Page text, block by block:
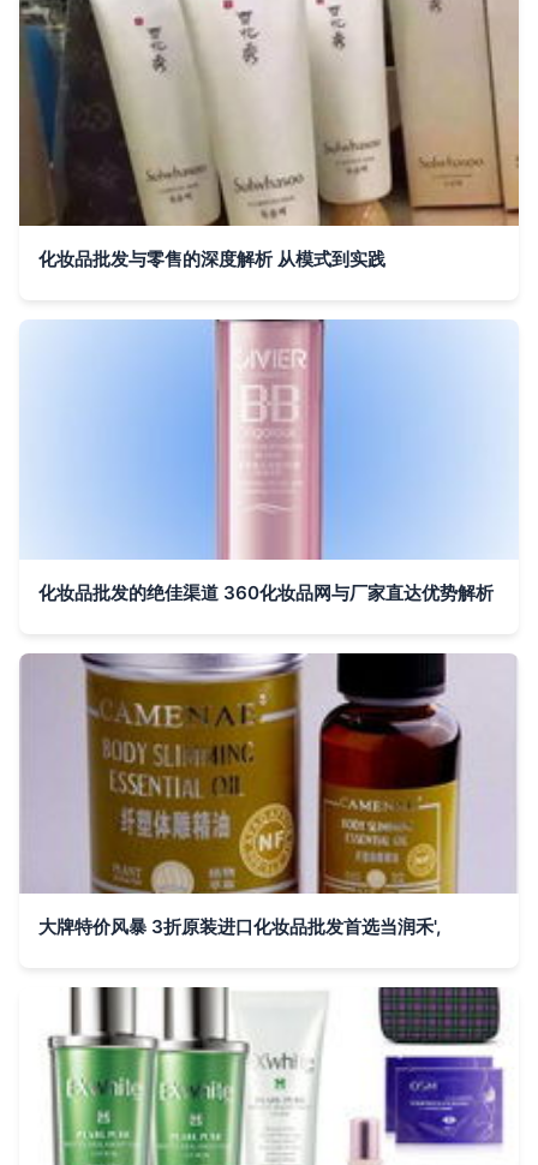
化妆品批发与零售的深度解析 从模式到实践
化妆品批发的绝佳渠道 360化妆品网与厂家直达优势解析
大牌特价风暴 3折原装进口化妆品批发首选当润禾',